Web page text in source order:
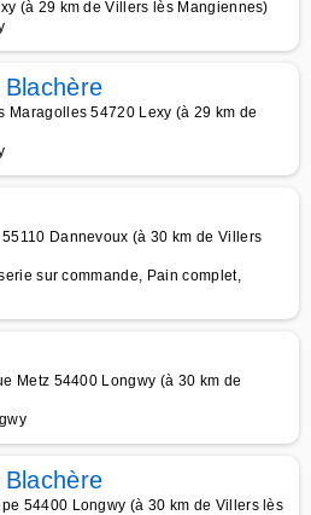
(à 29 km de Villers lès Mangiennes)
Maragolles 54720 Lexy (à 29 km de
Dannevoux (à 30 km de Villers
sur commande, Pain complet,
Metz 54400 Longwy (à 30 km de
54400 Longwy (à 30 km de Villers lès